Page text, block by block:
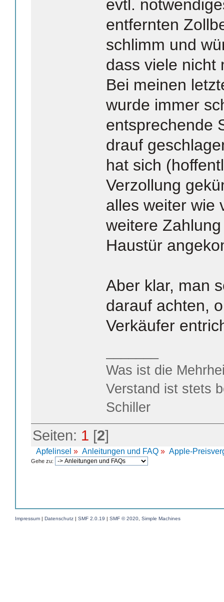
evtl.
entfernten
schlimm und
dass viele nicht
Bei meinen
wurde immer
entsprechende
drauf
hat sich
Verzollung
alles weiter wie
weitere
Haustür
Aber klar, man
darauf achten,
Verkäufer
Was ist die
Verstand ist stets
Schiller
Seiten: 1 [2]
Apfelinsel » Anleitungen und FAQ » Apple-
Gehe zu:
Impressum | Datenschutz | SMF 2.0.19 | SMF © 2020 Simple Machines